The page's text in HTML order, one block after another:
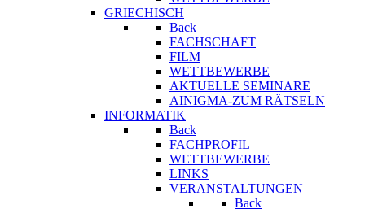
GRIECHISCH
Back
FACHSCHAFT
FILM
WETTBEWERBE
AKTUELLE SEMINARE
AINIGMA-ZUM RÄTSELN
INFORMATIK
Back
FACHPROFIL
WETTBEWERBE
LINKS
VERANSTALTUNGEN
Back